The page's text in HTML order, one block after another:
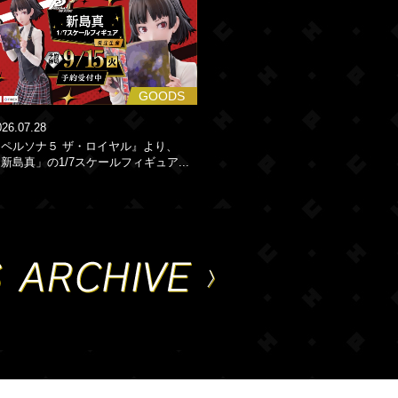
GOODS
ルソナ５ ザ・ロイヤル』より、
島真」の1/7スケールフィギュア...